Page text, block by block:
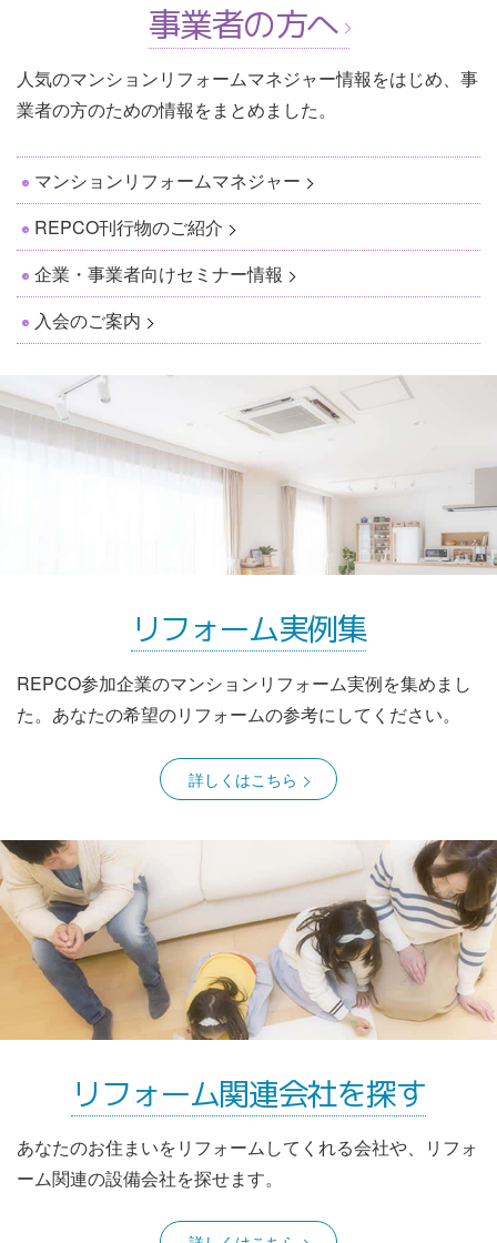
事業者の方へ
人気のマンションリフォームマネジャー情報をはじめ、事
業者の方のための情報をまとめました。
マンションリフォームマネジャー
REPCO刊行物のご紹介
企業・事業者向けセミナー情報
入会のご案内
リフォーム実例集
REPCO参加企業のマンションリフォーム実例を集めまし
た。あなたの希望のリフォームの参考にしてください。
詳しくはこちら
リフォーム関連会社を探す
あなたのお住まいをリフォームしてくれる会社や、リフォ
ーム関連の設備会社を探せます。